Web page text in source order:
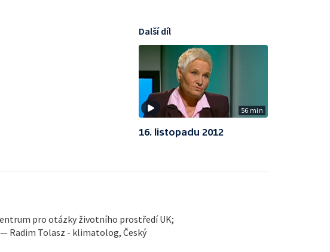
56 min
Další díl
16. listopadu 2012
pro otázky životního prostředí UK;
Radim Tolasz - klimatolog, Český